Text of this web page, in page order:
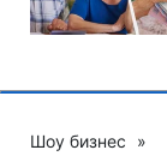
Шоу бизнес »